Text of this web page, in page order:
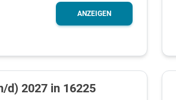
ANZEIGEN
d) 2027 in 16225